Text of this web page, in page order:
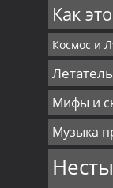
Как
Космос и
Мифы и
Музыка